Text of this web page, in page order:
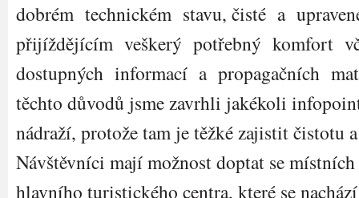
dobrém technickém stavu, čisté a
přijíždějícím veškerý potřebný komfort
dostupných informací a propagačních
těchto důvodů jsme zavrhli jakékoli
nádraží, protože tam je těžké zajistit čistotu
Návštěvníci mají možnost doptat se
hlavního turistického centra, které se